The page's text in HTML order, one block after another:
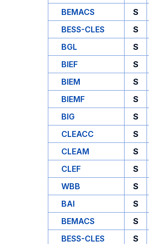
BEMACS
S
BESS-CLES
S
BGL
S
BIEF
S
BIEM
S
BIEMF
S
BIG
S
CLEACC
S
CLEAM
S
CLEF
S
WBB
S
BAI
S
BEMACS
S
BESS-CLES
S